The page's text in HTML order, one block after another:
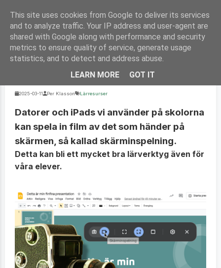
Fria Webbappar Fler tjänster
Skärminspelning som pedagogiskt verktyg
2025-03-11 Per Klasson Lärresurser
Datorer och iPads vi använder på skolorna
kan spela in film av det som händer på
skärmen, så kallad skärminspelning.
Detta kan bli ett mycket bra lärverktyg även för
våra elever.
This site uses cookies from Google to deliver its services
and to analyze traffic. Your IP address and user-agent are
shared with Google along with performance and security
metrics to ensure quality of service, generate usage
statistics, and to detect and address abuse.
LEARN MORE
GOT IT